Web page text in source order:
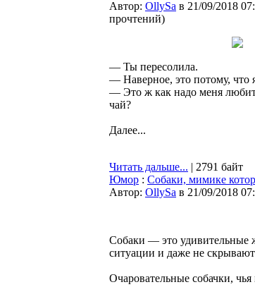
Автор: OllySa в 21/09/2018
прочтений)
— Ты пересолила.
— Наверное, это потому, что
— Это ж как надо меня
чай?
Далее...
Читать дальше... | 2791 байт
Юмор : Собаки, мимике
Автор: OllySa в 21/09/2018
Собаки — это удивительные
ситуации и даже не
Очаровательные собачки,